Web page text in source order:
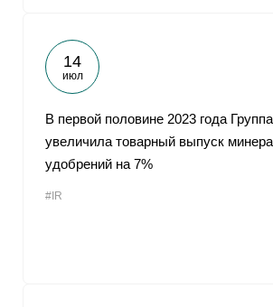
14
июл
В первой половине 2023 года
увеличила товарный выпуск
удобрений на 7%
#IR